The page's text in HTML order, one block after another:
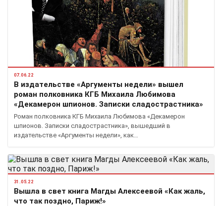
07.06.22
В издательстве «Аргументы недели» вышел
роман полковника КГБ Михаила Любимова
«Декамерон шпионов. Записки сладострастника»
Роман полковника КГБ Михаила Любимова «Декамерон
шпионов. Записки сладострастника», вышедший в
издательстве «Аргументы недели», как…
31.05.22
Вышла в свет книга Магды Алексеевой «Как жаль,
что так поздно, Париж!»